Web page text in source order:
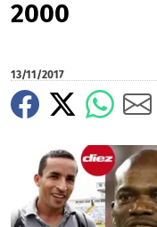
2000
13/11/2017